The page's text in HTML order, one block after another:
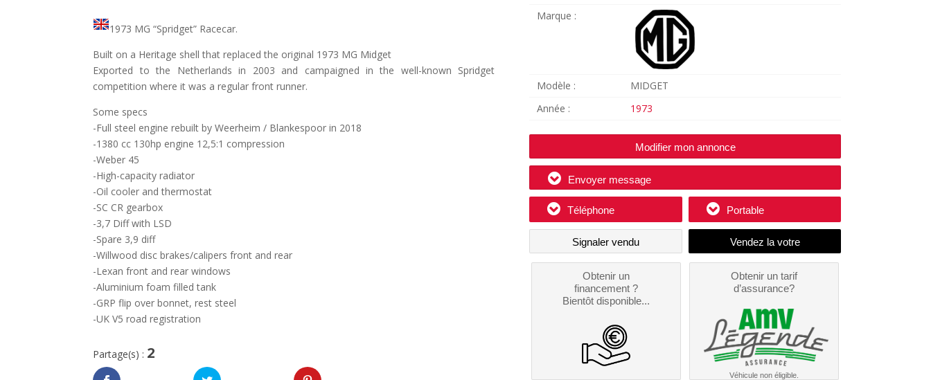
1973 MG “Spridget” Racecar.
Built on a Heritage shell that replaced the original 1973 MG Midget
Exported to the Netherlands in 2003 and campaigned in the well-known Spridget
competition where it was a regular front runner.
Some specs
-Full steel engine rebuilt by Weerheim / Blankespoor in 2018
-1380 cc 130hp engine 12,5:1 compression
-Weber 45
-High-capacity radiator
-Oil cooler and thermostat
-SC CR gearbox
-3,7 Diff with LSD
-Spare 3,9 diff
-Willwood disc brakes/calipers front and rear
-Lexan front and rear windows
-Aluminium foam filled tank
-GRP flip over bonnet, rest steel
-UK V5 road registration
Partage(s) : 2
Marque :
Modèle :
MIDGET
Année :
1973
Modifier mon annonce
Envoyer message
Téléphone Portable
Signaler vendu
Obtenir un
financement ?
Bientôt disponible...
Obtenir un tarif
d’assurance?
Véhicule non éligible.